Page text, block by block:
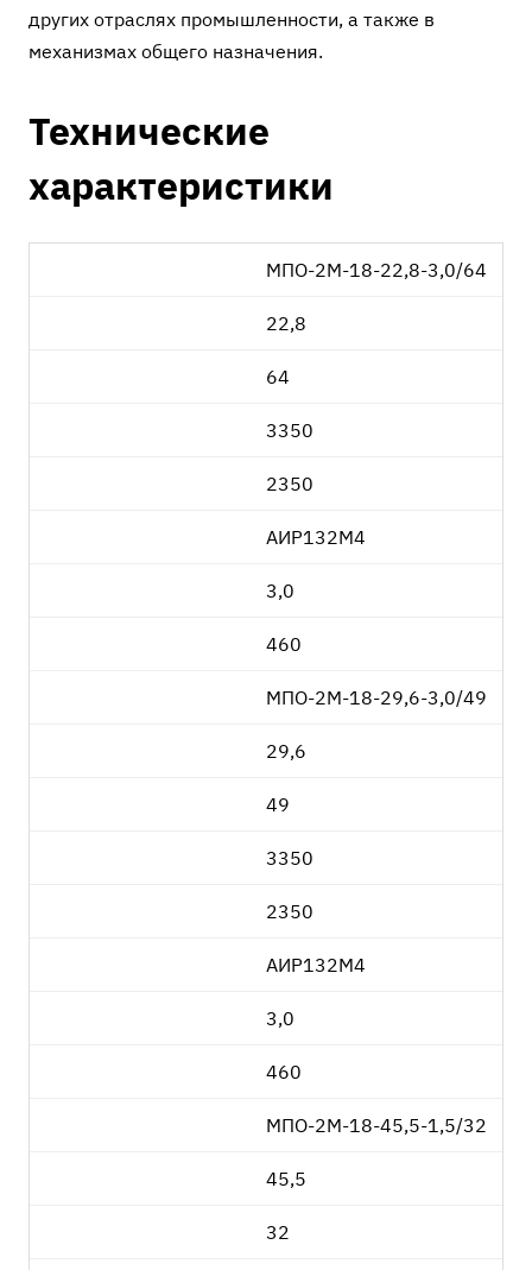
других отраслях промышленности, а также в
механизмах общего назначения.
Технические
характеристики
МПО-2М-18-22,8-3,0/64
22,8
64
3350
2350
АИР132М4
3,0
460
МПО-2М-18-29,6-3,0/49
29,6
49
3350
2350
АИР132М4
3,0
460
МПО-2М-18-45,5-1,5/32
45,5
32